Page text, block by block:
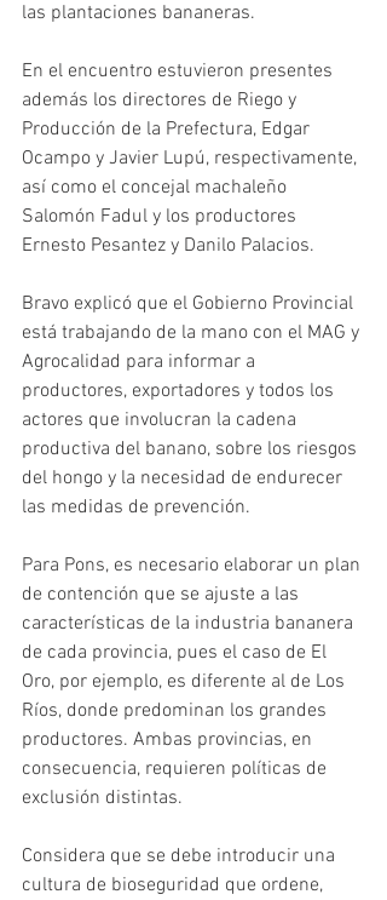
las plantaciones bananeras.
En el encuentro estuvieron presentes
además los directores de Riego y
Producción de la Prefectura, Edgar
Ocampo y Javier Lupú, respectivamente,
así como el concejal machaleño
Salomón Fadul y los productores
Ernesto Pesantez y Danilo Palacios.
Bravo explicó que el Gobierno Provincial
está trabajando de la mano con el MAG y
Agrocalidad para informar a
productores, exportadores y todos los
actores que involucran la cadena
productiva del banano, sobre los riesgos
del hongo y la necesidad de endurecer
las medidas de prevención.
Para Pons, es necesario elaborar un plan
de contención que se ajuste a las
características de la industria bananera
de cada provincia, pues el caso de El
Oro, por ejemplo, es diferente al de Los
Ríos, donde predominan los grandes
productores. Ambas provincias, en
consecuencia, requieren políticas de
exclusión distintas.
Considera que se debe introducir una
cultura de bioseguridad que ordene,